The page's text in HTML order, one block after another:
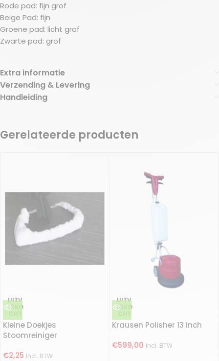
Rode pad: fijn grof
Beige Pad: fijn
Groene pad: licht grof
Zwarte pad: grof
Extra informatie
Verzending & Levering
Handleiding
Gerelateerde producten
UITV
ERKO
Kleine Doekjes
Stoomreiniger
€2,25 Incl. BTW
UITV
ERKO
Krausen Polisher 13 inch
€599,00 Incl. BTW